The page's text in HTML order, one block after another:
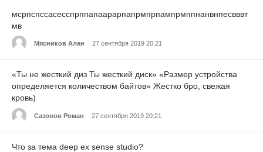
мсрпспссасесспрппапаарарпапрмпрпампрмппнанвнпесвввт
мв
Мясников Алан 27 сентября 2019 20:21
«Ты не жесткий диз Ты жесткий диск» «Размер устройства
определяется количеством байтов» Жестко бро, свежая
кровь)
Сазонов Роман 27 сентября 2019 20:21
Что за тема deep ex sense studio?